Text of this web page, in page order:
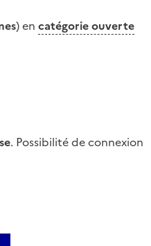
) en catégorie ouverte
. Possibilité de connexion